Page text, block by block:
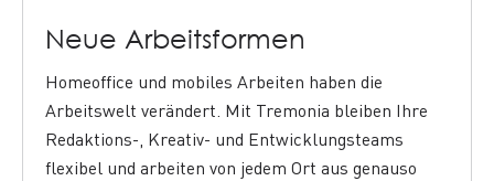
Neue Arbeitsformen
Homeoffice und mobiles Arbeiten haben die
Arbeitswelt verändert. Mit Tremonia bleiben Ihre
Redaktions-, Kreativ- und Entwicklungsteams
flexibel und arbeiten von jedem Ort aus genauso